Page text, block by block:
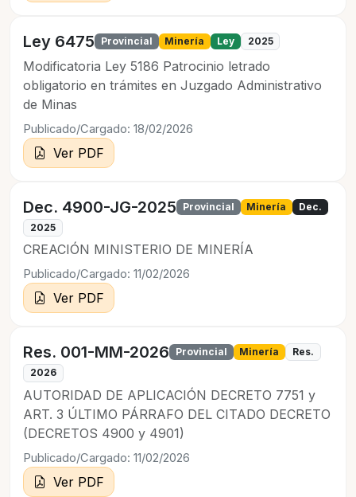
Ley 6475 Provincial Minería Ley 2025
Modificatoria Ley 5186 Patrocinio letrado
obligatorio en trámites en Juzgado Administrativo
de Minas
Publicado/Cargado: 18/02/2026
Ver PDF
Dec. 4900-JG-2025 Provincial Minería
Dec.
2025
CREACIÓN MINISTERIO DE MINERÍA
Publicado/Cargado: 11/02/2026
Ver PDF
Res. 001-MM-2026 Provincial Minería
Res.
2026
AUTORIDAD DE APLICACIÓN DECRETO 7751 y
ART. 3 ÚLTIMO PÁRRAFO DEL CITADO DECRETO
(DECRETOS 4900 y 4901)
Publicado/Cargado: 11/02/2026
Ver PDF